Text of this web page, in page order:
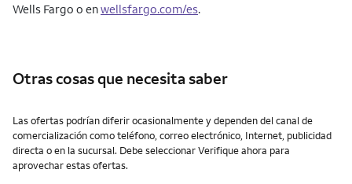
Wells Fargo o enwellsfargo.com/es.
Otras cosas que necesita saber
Otras cosas que necesita saber
Las ofertas podrían diferir ocasionalmente y dependen del canal de
comercialización como teléfono, correo electrónico, Internet, publicidad
directa o en la sucursal. Debe seleccionar Verifique ahora para
aprovechar estas ofertas.